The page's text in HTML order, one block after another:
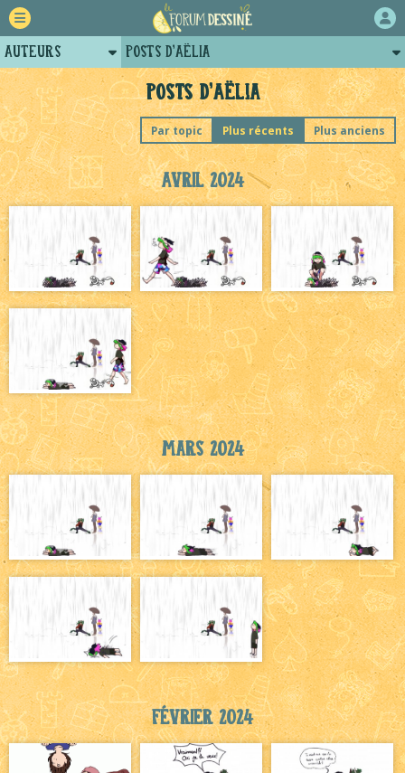
Posts d'Aëlia
Plus anciens
Plus récents
Par topic
Avril 2024
Mars 2024
Février 2024
Auteurs
Retour
Forum
Projets
Tutoriels
Posts d'Aëlia
Profil d'Aëlia
Projets collectifs d'Aëlia